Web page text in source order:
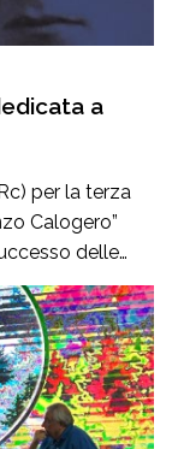
a
per la terza
Calogero”
delle
hanno
protagonisti
per
[…]